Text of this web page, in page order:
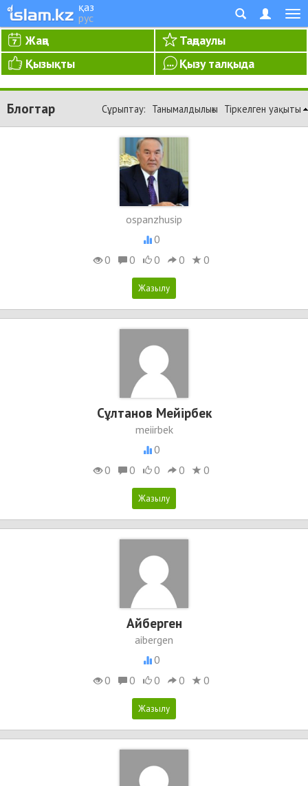
қаз
рус
Жаңа
Таңдаулы
Қызықты
Қызу талқыда
Блогтар Сұрыптау: Танымалдылығы Тіркелген уақыты
ospanzhusip
0
0
0 0 0 0
Сұлтанов Мейірбек
meiirbek
0
0
0 0 0 0
Айберген
aibergen
0
0
0 0 0 0